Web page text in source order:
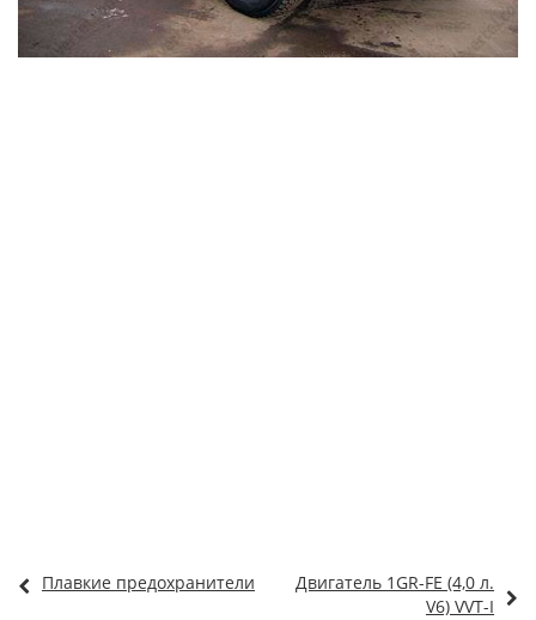
Плавкие предохранители
Двигатель 1GR-FE (4,0 л.
V6) VVT-I